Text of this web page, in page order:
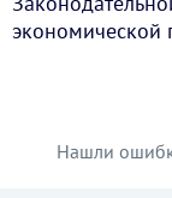
экономической
Нашли